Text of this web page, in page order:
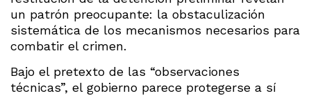
un patrón preocupante: la obstaculización
sistemática de los mecanismos necesarios para
combatir el crimen.
Bajo el pretexto de las “observaciones
técnicas”, el gobierno parece protegerse a sí